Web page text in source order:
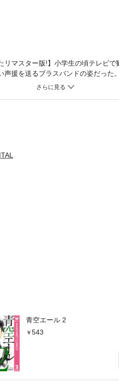
青空エール 2
543
リマスター版!】小学生の頃テレビで
声援を送るブラスバンドの姿だっ
高校。だが、つばさはブラバン初